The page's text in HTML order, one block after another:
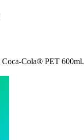
Coca-Cola® PET 600ml.